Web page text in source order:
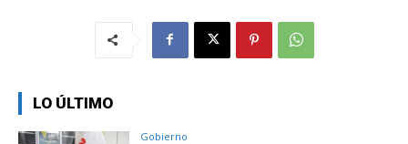
LO ÚLTIMO
Gobierno